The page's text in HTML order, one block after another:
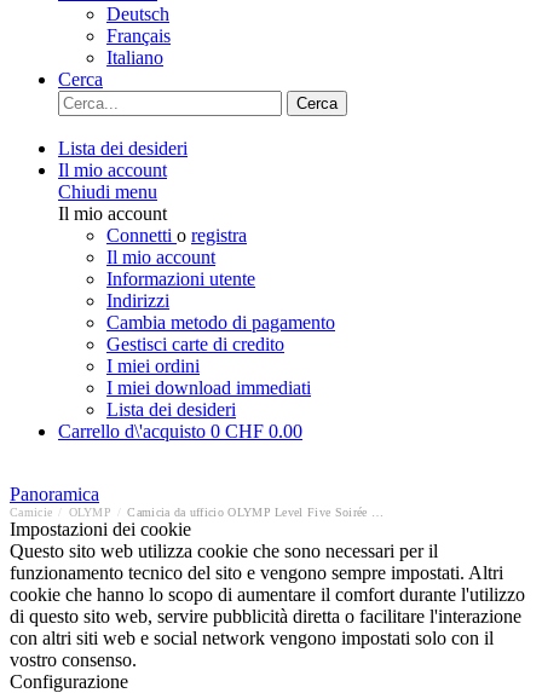
Deutsch
Français
Italiano
Cerca
Cerca
Lista dei desideri
Il mio account
Chiudi menu
Il mio account
Connetti o registra
Il mio account
Informazioni utente
Indirizzi
Cambia metodo di pagamento
Gestisci carte di credito
I miei ordini
I miei download immediati
Lista dei desideri
Carrello d\'acquisto 0 CHF 0.00
Panoramica
Camicie OLYMP
Impostazioni dei cookie
Questo sito web utilizza cookie che sono necessari per il
funzionamento tecnico del sito e vengono sempre impostati. Altri
cookie che hanno lo scopo di aumentare il comfort durante l'utilizzo
di questo sito web, servire pubblicità diretta o facilitare l'interazione
con altri siti web e social network vengono impostati solo con il
vostro consenso.
Configurazione